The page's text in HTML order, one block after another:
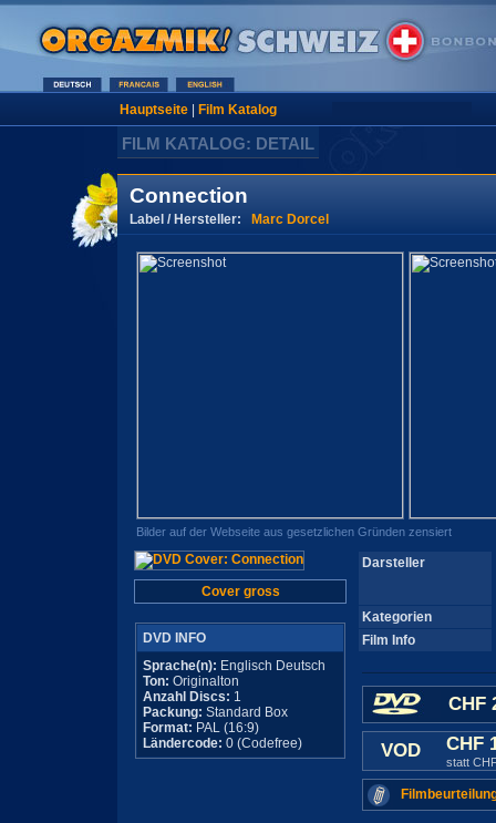
Hauptseite| Film Katalog
FILM KATALOG: DETAIL
Connection
Label / Hersteller: Marc Dorcel
Bilder auf der Webseite aus gesetzlichen Gründen zensiert
Cover gross
DVD INFO
Sprache(n): Englisch Deutsch
Ton: Originalton
Anzahl Discs: 1
Packung: Standard Box
Format: PAL (16:9)
Ländercode: 0 (Codefree)
Darsteller
Kategorien
Film Info
CHF
VOD CHF
statt